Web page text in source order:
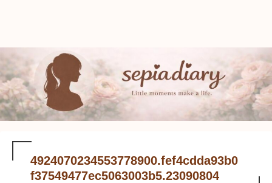
4924070234553778900.fef4cdda93b0
f37549477ec5063003b5.23090804